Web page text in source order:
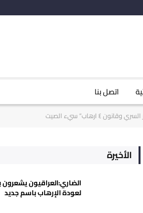
اتصل بنا
سيء الصيت
الأخيرة
الضاري:العراقيون يشعرون
لعودة الإرهاب باسم جديد